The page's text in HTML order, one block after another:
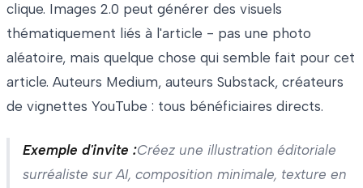
clique. Images 2.0 peut générer des visuels
thématiquement liés à l'article - pas une photo
aléatoire, mais quelque chose qui semble fait pour cet
article. Auteurs Medium, auteurs Substack, créateurs
de vignettes YouTube : tous bénéficiaires directs.
Exemple d'invite :Créez une illustration éditoriale
surréaliste sur AI, composition minimale, texture en